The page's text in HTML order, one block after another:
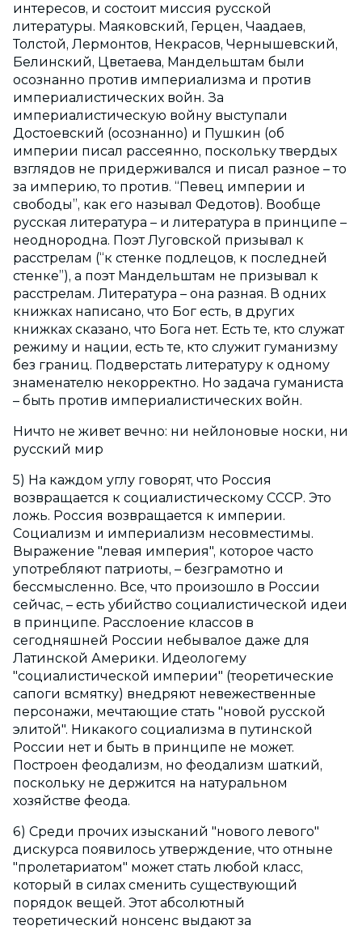
интересов, и состоит миссия русской
литературы. Маяковский, Герцен, Чаадаев,
Толстой, Лермонтов, Некрасов, Чернышевский,
Белинский, Цветаева, Мандельштам были
осознанно против империализма и против
империалистических войн. За
империалистическую войну выступали
Достоевский (осознанно) и Пушкин (об
империи писал рассеянно, поскольку твердых
взглядов не придерживался и писал разное – то
за империю, то против. “Певец империи и
свободы”, как его называл Федотов). Вообще
русская литература – и литература в принципе –
неоднородна. Поэт Луговской призывал к
расстрелам (“к стенке подлецов, к последней
стенке”), а поэт Мандельштам не призывал к
расстрелам. Литература – она разная. В одних
книжках написано, что Бог есть, в других
книжках сказано, что Бога нет. Есть те, кто служат
режиму и нации, есть те, кто служит гуманизму
без границ. Подверстать литературу к одному
знаменателю некорректно. Но задача гуманиста
– быть против империалистических войн.
Ничто не живет вечно: ни нейлоновые носки, ни
русский мир
5) На каждом углу говорят, что Россия
возвращается к социалистическому СССР. Это
ложь. Россия возвращается к империи.
Социализм и империализм несовместимы.
Выражение "левая империя", которое часто
употребляют патриоты, – безграмотно и
бессмысленно. Все, что произошло в России
сейчас, – есть убийство социалистической идеи
в принципе. Расслоение классов в
сегодняшней России небывалое даже для
Латинской Америки. Идеологему
"социалистической империи" (теоретические
сапоги всмятку) внедряют невежественные
персонажи, мечтающие стать "новой русской
элитой". Никакого социализма в путинской
России нет и быть в принципе не может.
Построен феодализм, но феодализм шаткий,
поскольку не держится на натуральном
хозяйстве феода.
6) Среди прочих изысканий "нового левого"
дискурса появилось утверждение, что отныне
"пролетариатом" может стать любой класс,
который в силах сменить существующий
порядок вещей. Этот абсолютный
теоретический нонсенс выдают за